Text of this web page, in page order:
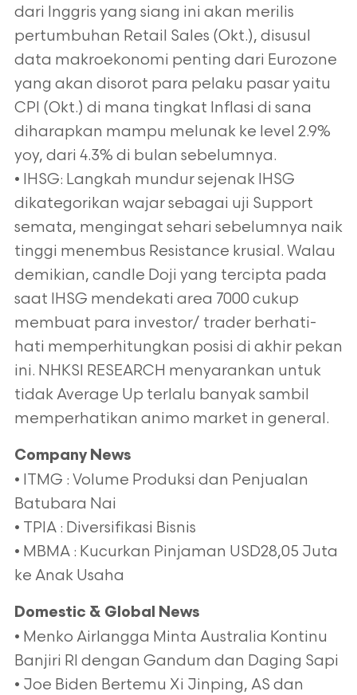
dari Inggris yang siang ini akan merilis
pertumbuhan Retail Sales (Okt.), disusul
data makroekonomi penting dari Eurozone
yang akan disorot para pelaku pasar yaitu
CPI (Okt.) di mana tingkat Inflasi di sana
diharapkan mampu melunak ke level 2.9%
yoy, dari 4.3% di bulan sebelumnya.
• IHSG: Langkah mundur sejenak IHSG
dikategorikan wajar sebagai uji Support
semata, mengingat sehari sebelumnya naik
tinggi menembus Resistance krusial. Walau
demikian, candle Doji yang tercipta pada
saat IHSG mendekati area 7000 cukup
membuat para investor/ trader berhati-
hati memperhitungkan posisi di akhir pekan
ini. NHKSI RESEARCH menyarankan untuk
tidak Average Up terlalu banyak sambil
memperhatikan animo market in general.
Company News
• ITMG : Volume Produksi dan Penjualan
Batubara Nai
• TPIA : Diversifikasi Bisnis
• MBMA : Kucurkan Pinjaman USD28,05 Juta
ke Anak Usaha
Domestic & Global News
• Menko Airlangga Minta Australia Kontinu
Banjiri RI dengan Gandum dan Daging Sapi
• Joe Biden Bertemu Xi Jinping, AS dan